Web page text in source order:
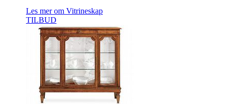
Les mer om Vitrineskap
TILBUD